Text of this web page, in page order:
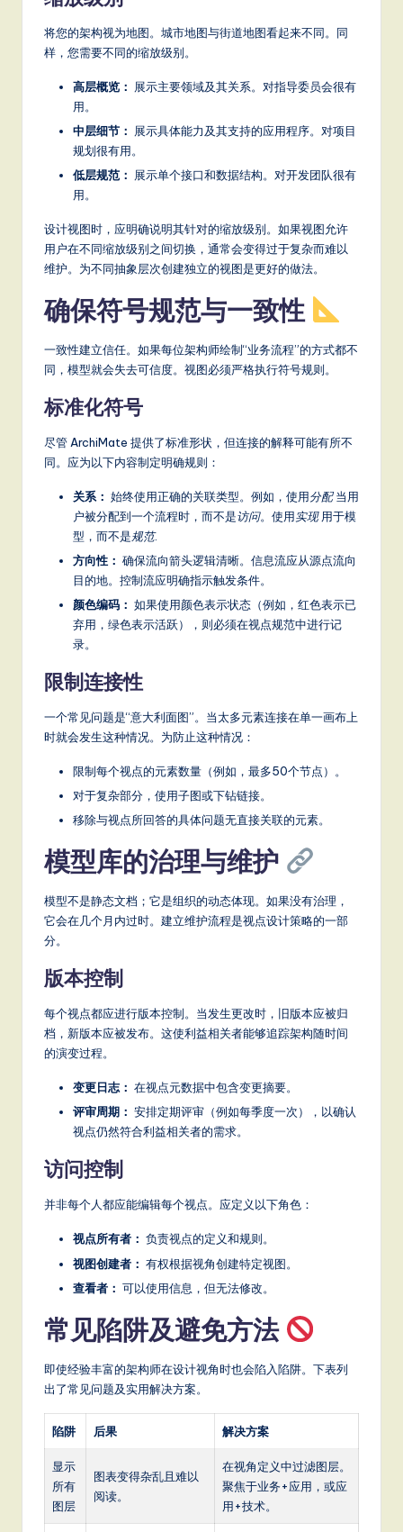
将您的架构视为地图。城市地图与街道地图看起来不同。同
样，您需要不同的缩放级别。
高层概览：
展示主要领域及其关系。对指导委员会很有
用。
中层细节：
展示具体能力及其支持的应用程序。对项目
规划很有用。
低层规范：
展示单个接口和数据结构。对开发团队很有
用。
设计视图时，应明确说明其针对的缩放级别。如果视图允许
用户在不同缩放级别之间切换，通常会变得过于复杂而难以
维护。为不同抽象层次创建独立的视图是更好的做法。
确保符号规范与一致性
一致性建立信任。如果每位架构师绘制“业务流程”的方式都不
同，模型就会失去可信度。视图必须严格执行符号规则。
标准化符号
尽管 ArchiMate 提供了标准形状，但连接的解释可能有所不
同。应为以下内容制定明确规则：
关系： 始终使用正确的关联类型。例如，使用分配当用
户被分配到一个流程时，而不是访问。使用实现用于模
型，而不是规范.
方向性： 确保流向箭头逻辑清晰。信息流应从源点流向
目的地。控制流应明确指示触发条件。
颜色编码： 如果使用颜色表示状态（例如，红色表示已
弃用，绿色表示活跃），则必须在视点规范中进行记
录。
限制连接性
一个常见问题是“意大利面图”。当太多元素连接在单一画布上
时就会发生这种情况。为防止这种情况：
限制每个视点的元素数量（例如，最多50个节点）。
对于复杂部分，使用子图或下钻链接。
移除与视点所回答的具体问题无直接关联的元素。
模型库的治理与维护
模型不是静态文档；它是组织的动态体现。如果没有治理，
它会在几个月内过时。建立维护流程是视点设计策略的一部
分。
版本控制
每个视点都应进行版本控制。当发生更改时，旧版本应被归
档，新版本应被发布。这使利益相关者能够追踪架构随时间
的演变过程。
变更日志： 在视点元数据中包含变更摘要。
评审周期： 安排定期评审（例如每季度一次），以确认
视点仍然符合利益相关者的需求。
访问控制
并非每个人都应能编辑每个视点。应定义以下角色：
视点所有者： 负责视点的定义和规则。
视图创建者： 有权根据视角创建特定视图。
查看者： 可以使用信息，但无法修改。
常见陷阱及避免方法
即使经验丰富的架构师在设计视角时也会陷入陷阱。下表列
出了常见问题及实用解决方案。
陷阱 后果 解决方案
显示
所有
图层
图表变得杂乱且难以
阅读。
在视角定义中过滤图层。
聚焦于业务+应用，或应
用+技术。